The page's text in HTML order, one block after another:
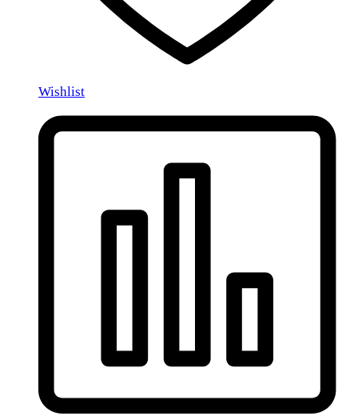
Wishlist